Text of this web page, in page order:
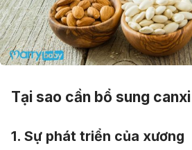
Tại sao cần bổ sung
1. Sự phát triển của xương